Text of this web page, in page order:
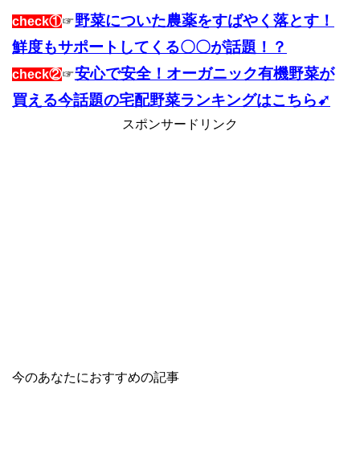
check①☞野菜についた農薬をすばやく落とす！
鮮度もサポートしてくる〇〇が話題！？
check②☞安心で安全！オーガニック有機野菜が
買える今話題の宅配野菜ランキングはこちら➹
スポンサードリンク
今のあなたにおすすめの記事